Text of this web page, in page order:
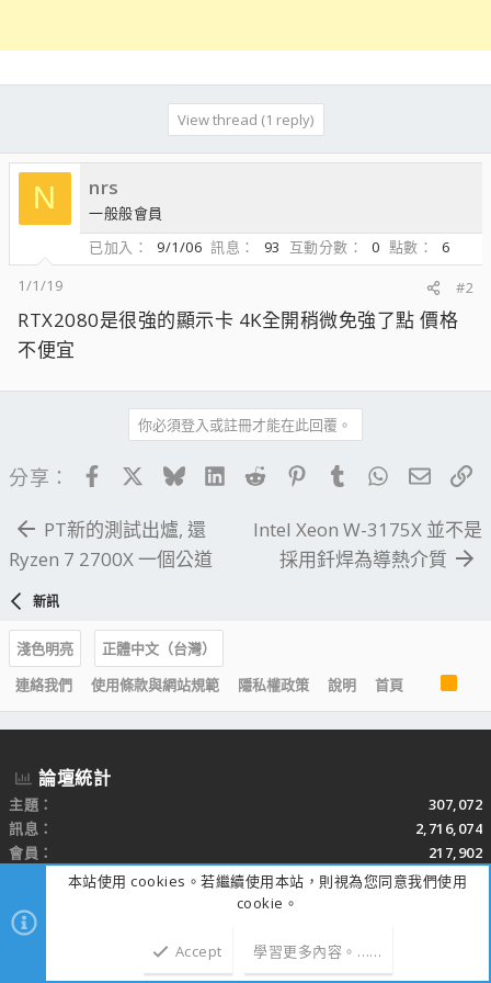
View thread (1 reply)
N nrs
一般般會員
已加入
9/1/06 訊息 93 互動分數 0 點數
6
1/1/19
#2
RTX2080是很強的顯示卡 4K全開稍微免強了點 價格
不便宜
你必須登入或註冊才能在此回覆。
分享： FacebookBlueskyLinkedIn
Reddit PinterestTumblrWhatsApp
電子
PT新的測試出爐, 還
Ryzen 7 2700X 一個公道
Intel Xeon W-3175X 並不是
採用釺焊為導熱介質
新訊
淺色明亮
正體中文（台灣）
連絡我們
使用條款與網站規範 隱私權政策 說明 首頁
R
S
S
論壇統計
主題
307,072
訊息
2,716,074
會員
217,902
新加入的會員
Hudson Chris
RTX 5090 玩家自製保護軟體！12VHPWR 電流異常自動關
機
本站使用 cookies。若繼續使用本站，則視為您同意我們使用
cookie。
Accept 學習更多內容。……